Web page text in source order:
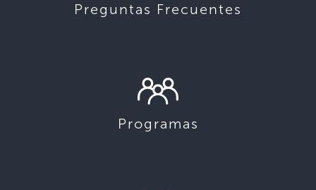
Preguntas Frecuentes
Programas